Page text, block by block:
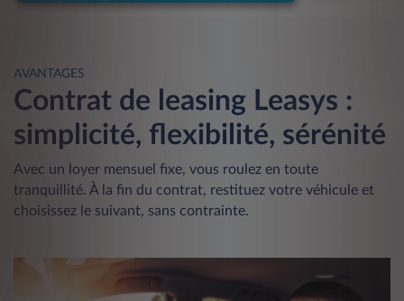
AVANTAGES
Contrat de leasing Leasys :
simplicité, flexibilité, sérénité
Avec un loyer mensuel fixe, vous roulez en toute
tranquillité. À la fin du contrat, restituez votre véhicule et
choisissez le suivant, sans contrainte.